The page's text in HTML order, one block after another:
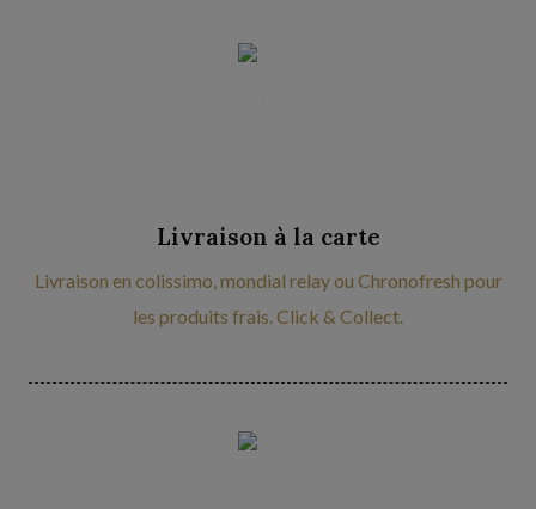
Livraison à la carte
Livraison en colissimo, mondial relay ou Chronofresh pour
les produits frais. Click & Collect.